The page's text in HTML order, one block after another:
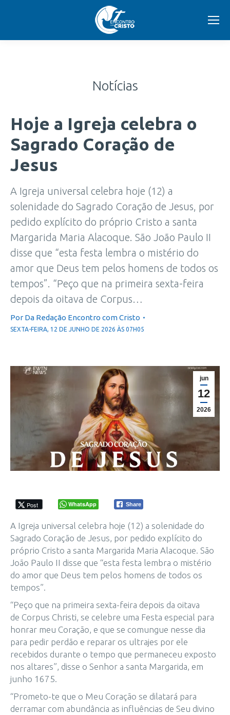
Notícias
Hoje a Igreja celebra o
Sagrado Coração de
Jesus
A Igreja universal celebra hoje (12) a
solenidade do Sagrado Coração de Jesus, por
pedido explícito do próprio Cristo a santa
Margarida Maria Alacoque. São João Paulo II
disse que “esta festa lembra o mistério do
amor que Deus tem pelos homens de todos os
tempos”. “Peço que na primeira sexta-feira
depois da oitava de Corpus…
Por Da Redação Encontro com Cristo
SEXTA-FEIRA, 12 DE JUNHO DE 2026 ÀS 07H05
jun
12
2026
Post WhatsApp Share
A Igreja universal celebra hoje (12) a solenidade do
Sagrado Coração de Jesus, por pedido explícito do
próprio Cristo a santa Margarida Maria Alacoque. São
João Paulo II disse que “esta festa lembra o mistério
do amor que Deus tem pelos homens de todos os
tempos”.
“Peço que na primeira sexta-feira depois da oitava
de Corpus Christi, se celebre uma Festa especial para
honrar meu Coração, e que se comungue nesse dia
para pedir perdão e reparar os ultrajes por ele
recebidos durante o tempo que permaneceu exposto
nos altares”, disse o Senhor a santa Margarida, em
junho 1675.
“Prometo-te que o Meu Coração se dilatará para
derramar com abundância as influências de Seu divino